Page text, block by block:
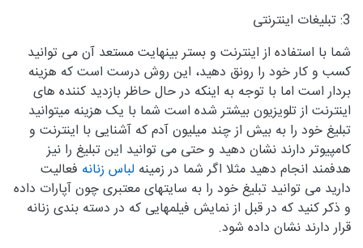
3: تبلیغات اینترنتی
شما با استفاده از اینترنت و بستر بینهایت مستعد آن می توانید
کسب و کار خود را رونق دهید، این روش درست است که هزینه
بردار است اما با توجه به اینکه در حال حاظر بازدید کننده های
اینترنت از تلویزیون بیشتر شده است شما با یک هزینه میتوانید
تبلیغ خود را به بیش از چند میلیون آدم که آشنایی با اینترنت و
کامپیوتر دارند نشان دهید و حتی می توانید این تبلیغ را نیز
هدفمند انجام دهید مثلا اگر شما در زمینه لباس زنانه فعالیت
دارید می توانید تبلیغ خود را به سایتهای معتبری چون آپارات داده
و ذکر کنید که در قبل از نمایش فیلمهایی که در دسته بندی زنانه
قرار دارند نشان داده شود.